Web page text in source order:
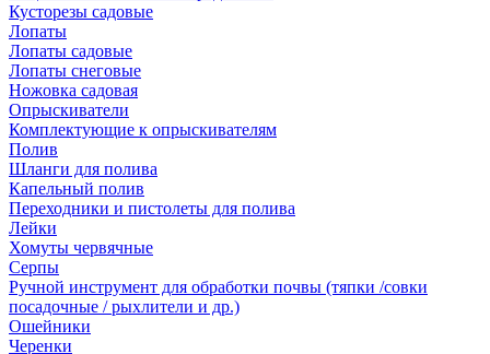
Кусторезы садовые
Лопаты
Лопаты садовые
Лопаты снеговые
Ножовка садовая
Опрыскиватели
Комплектующие к опрыскивателям
Полив
Шланги для полива
Капельный полив
Переходники и пистолеты для полива
Лейки
Хомуты червячные
Серпы
Ручной инструмент для обработки почвы (тяпки /совки
посадочные / рыхлители и др.)
Ошейники
Черенки